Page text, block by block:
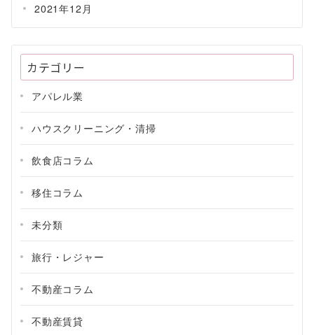
2021年12月
カテゴリー
アパレル業
ハウスクリーニング・清掃
飲食店コラム
移住コラム
未分類
旅行・レジャー
不動産コラム
不動産賃貸